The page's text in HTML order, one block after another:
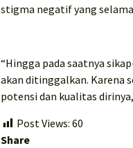
stigma negatif yang
“Hingga pada saatnya
akan ditinggalkan. Karena
potensi dan kualitas
Post Views: 60
Share